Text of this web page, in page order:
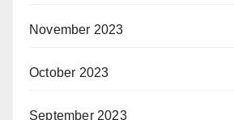
November 2023
October 2023
September 2023